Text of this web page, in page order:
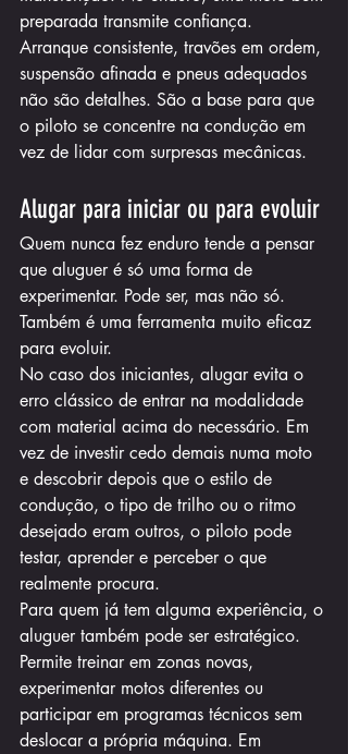
preparada transmite confiança.
Arranque consistente, travões em ordem,
suspensão afinada e pneus adequados
não são detalhes. São a base para que
o piloto se concentre na condução em
vez de lidar com surpresas mecânicas.
Alugar para iniciar ou para evoluir
Quem nunca fez enduro tende a pensar
que aluguer é só uma forma de
experimentar. Pode ser, mas não só.
Também é uma ferramenta muito eficaz
para evoluir.
No caso dos iniciantes, alugar evita o
erro clássico de entrar na modalidade
com material acima do necessário. Em
vez de investir cedo demais numa moto
e descobrir depois que o estilo de
condução, o tipo de trilho ou o ritmo
desejado eram outros, o piloto pode
testar, aprender e perceber o que
realmente procura.
Para quem já tem alguma experiência, o
aluguer também pode ser estratégico.
Permite treinar em zonas novas,
experimentar motos diferentes ou
participar em programas técnicos sem
deslocar a própria máquina. Em